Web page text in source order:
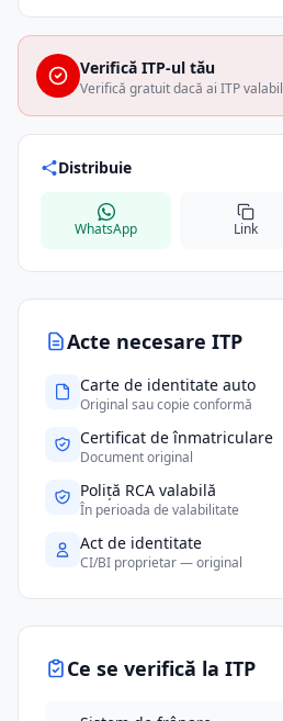
Acte necesare ITP
Carte de identitate auto
Original sau copie conformă
Certificat de înmatriculare
Document original
Poliță RCA valabilă
În perioada de valabilitate
Act de identitate
CI/BI proprietar — original
Ce se verifică la ITP
Verifică ITP-ul tău
Verifică gratuit dacă ai ITP valabil
Distribuie
WhatsApp Link